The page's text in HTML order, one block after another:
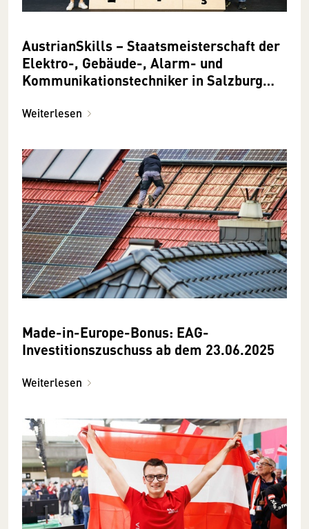
AustrianSkills – Staatsmeisterschaft der
Elektro-, Gebäude-, Alarm- und
Kommunikationstechniker in Salzburg
Weiterlesen
Made-in-Europe-Bonus: EAG-
Investitionszuschuss ab dem 23.06.2025
Weiterlesen